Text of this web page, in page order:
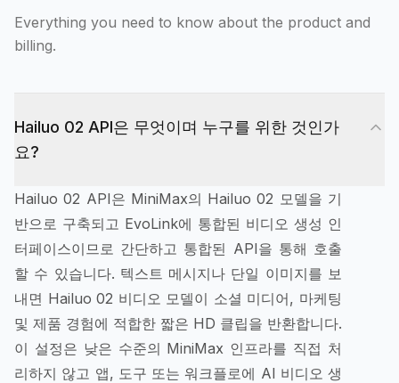
Everything you need to know about the product and
billing.
Hailuo 02 API은 무엇이며 누구를 위한 것인가
요?
Hailuo 02 API은 MiniMax의 Hailuo 02 모델을 기
반으로 구축되고 EvoLink에 통합된 비디오 생성 인
터페이스이므로 간단하고 통합된 API을 통해 호출
할 수 있습니다. 텍스트 메시지나 단일 이미지를 보
내면 Hailuo 02 비디오 모델이 소셜 미디어, 마케팅
및 제품 경험에 적합한 짧은 HD 클립을 반환합니다.
이 설정은 낮은 수준의 MiniMax 인프라를 직접 처
리하지 않고 앱, 도구 또는 워크플로에 AI 비디오 생